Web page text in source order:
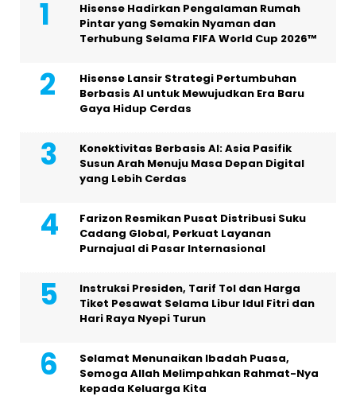
Hisense Hadirkan Pengalaman Rumah
Pintar yang Semakin Nyaman dan
Terhubung Selama FIFA World Cup 2026™
Hisense Lansir Strategi Pertumbuhan
Berbasis AI untuk Mewujudkan Era Baru
Gaya Hidup Cerdas
Konektivitas Berbasis AI: Asia Pasifik
Susun Arah Menuju Masa Depan Digital
yang Lebih Cerdas
Farizon Resmikan Pusat Distribusi Suku
Cadang Global, Perkuat Layanan
Purnajual di Pasar Internasional
Instruksi Presiden, Tarif Tol dan Harga
Tiket Pesawat Selama Libur Idul Fitri dan
Hari Raya Nyepi Turun
Selamat Menunaikan Ibadah Puasa,
Semoga Allah Melimpahkan Rahmat-Nya
kepada Keluarga Kita